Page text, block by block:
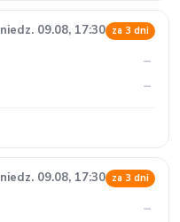
niedz. 09.08, 17:30 za 3 dni
–
–
niedz. 09.08, 17:30 za 3 dni
–